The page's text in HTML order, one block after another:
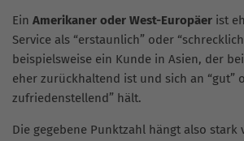
Ein Amerikaner oder West-Europäer ist
Service als “erstaunlich” oder
beispielsweise ein Kunde in Asien, der
eher zurückhaltend ist und sich an “gut”
zufriedenstellend” hält.
Die gegebene Punktzahl hängt also stark